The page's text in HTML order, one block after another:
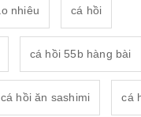
nhiêu cá hồi
cá hồi 55b hàng bài
cá hồi ăn sashimi cá